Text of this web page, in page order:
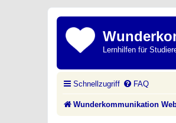
Lernhilfen für
Schnellzugriff FAQ
Wunderkommunikation